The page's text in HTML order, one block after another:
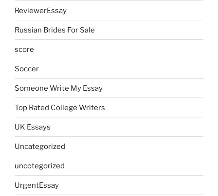
ReviewerEssay
Russian Brides For Sale
score
Soccer
Someone Write My Essay
Top Rated College Writers
UK Essays
Uncategorized
uncotegorized
UrgentEssay